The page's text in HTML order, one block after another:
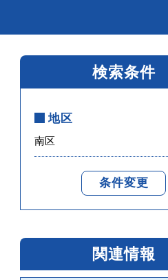
検索条件
地区
南区
条件変更
関連情報